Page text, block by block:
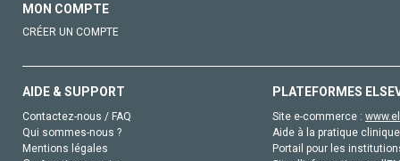
MON COMPTE
CRÉER UN COMPTE
AIDE & SUPPORT
Contactez-nous / FAQ
Qui sommes-nous ?
Mentions légales
PLATEFORMES
Site e-commerce :
Aide à la pratique
Portail pour les